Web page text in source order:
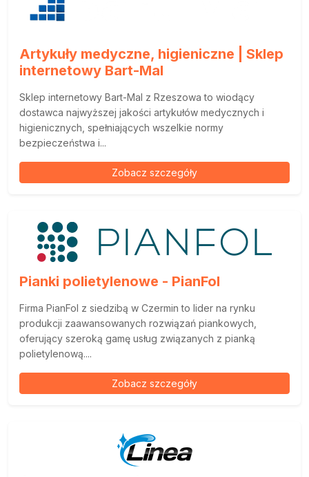
Artykuły medyczne, higieniczne | Sklep
internetowy Bart-Mal
Sklep internetowy Bart-Mal z Rzeszowa to wiodący
dostawca najwyższej jakości artykułów medycznych i
higienicznych, spełniających wszelkie normy
bezpieczeństwa i...
Zobacz szczegóły
Pianki polietylenowe - PianFol
Firma PianFol z siedzibą w Czermin to lider na rynku
produkcji zaawansowanych rozwiązań piankowych,
oferujący szeroką gamę usług związanych z pianką
polietylenową....
Zobacz szczegóły